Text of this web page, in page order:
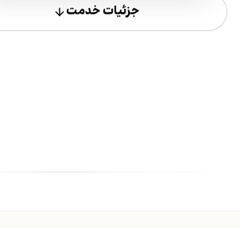
جزئیات خدمت